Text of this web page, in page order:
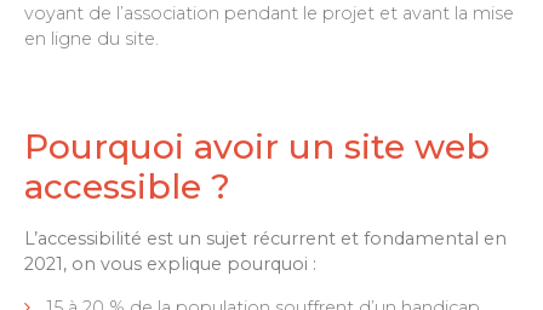
voyant de l’association pendant le projet et avant la mise
en ligne du site.
Pourquoi avoir un site web
accessible ?
L’accessibilité est un sujet récurrent et fondamental en
2021, on vous explique pourquoi :